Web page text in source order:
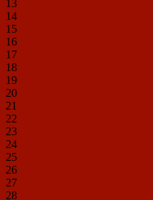
13
14
15
16
17
18
19
20
21
22
23
24
25
26
27
28